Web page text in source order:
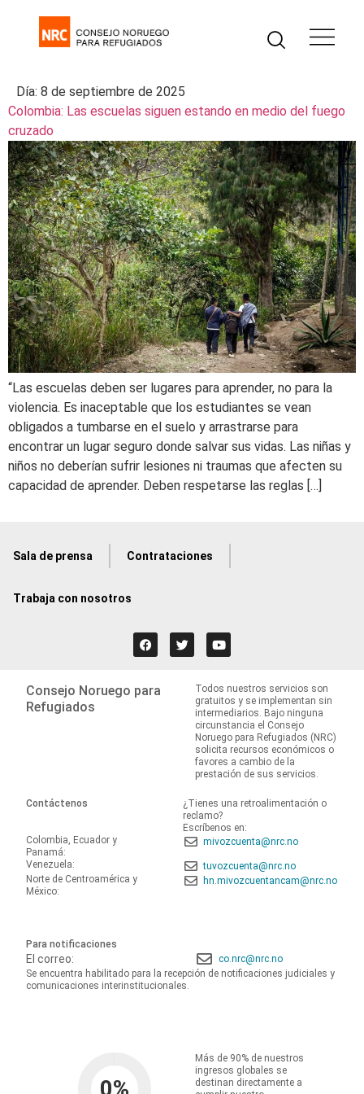
Día: 8 de septiembre de 2025
Colombia: Las escuelas siguen estando en medio del fuego
cruzado
“Las escuelas deben ser lugares para aprender, no para la
violencia. Es inaceptable que los estudiantes se vean
obligados a tumbarse en el suelo y arrastrarse para
encontrar un lugar seguro donde salvar sus vidas. Las niñas y
niños no deberían sufrir lesiones ni traumas que afecten su
capacidad de aprender. Deben respetarse las reglas […]
Sala de prensa Contrataciones
Trabaja con nosotros
Consejo Noruego para
Refugiados
Todos nuestros servicios son
gratuitos y se implementan sin
intermediarios. Bajo ninguna
circunstancia el Consejo
Noruego para Refugiados (NRC)
solicita recursos económicos o
favores a cambio de la
prestación de sus servicios.
Contáctenos
¿Tienes una retroalimentación o
reclamo?
Escríbenos en:
Colombia, Ecuador y
Panamá:
mivozcuenta@nrc.no
Venezuela:
tuvozcuenta@nrc.no
Norte de Centroamérica y
México:
hn.mivozcuentancam@nrc.no
Para notificaciones
El correo:
co.nrc@nrc.no
Se encuentra habilitado para la recepción de notificaciones judiciales y
comunicaciones interinstitucionales.
Más de 90% de nuestros
ingresos globales se
destinan directamente a